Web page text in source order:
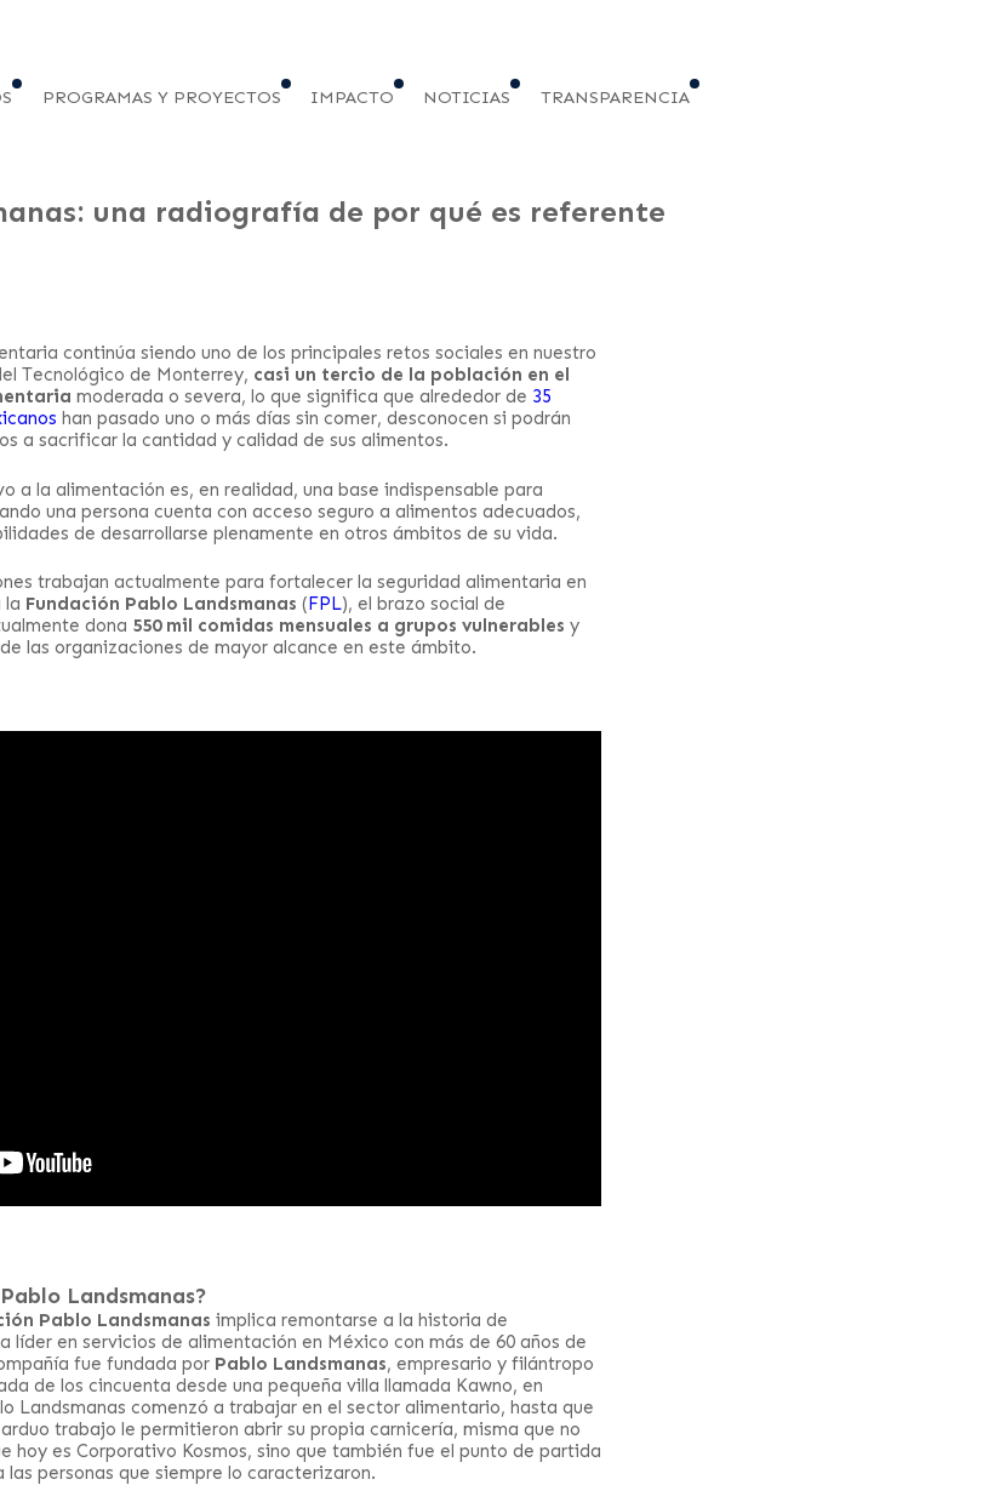
PROGRAMAS Y PROYECTOS IMPACTO NOTICIAS TRANSPARENCIA
una radiografía de por qué es referente
continúa siendo uno de los principales retos sociales en nuestro
Tecnológico de Monterrey, casi un tercio de la población en el
moderada o severa, lo que significa que alrededor de 35
han pasado uno o más días sin comer, desconocen si podrán
a sacrificar la cantidad y calidad de sus alimentos.
a la alimentación es, en realidad, una base indispensable para
una persona cuenta con acceso seguro a alimentos adecuados,
de desarrollarse plenamente en otros ámbitos de su vida.
trabajan actualmente para fortalecer la seguridad alimentaria en
la Fundación Pablo Landsmanas (FPL), el brazo social de
dona 550 mil comidas mensuales a grupos vulnerables y
las organizaciones de mayor alcance en este ámbito.
Landsmanas?
Pablo Landsmanas implica remontarse a la historia de
líder en servicios de alimentación en México con más de 60 años de
fue fundada por Pablo Landsmanas, empresario y filántropo
de los cincuenta desde una pequeña villa llamada Kawno, en
Landsmanas comenzó a trabajar en el sector alimentario, hasta que
trabajo le permitieron abrir su propia carnicería, misma que no
hoy es Corporativo Kosmos, sino que también fue el punto de partida
las personas que siempre lo caracterizaron.